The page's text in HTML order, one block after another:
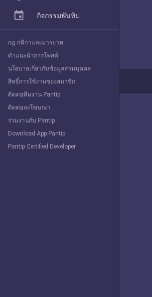
Explore
กิจกรรมพันทิป
กฎ กติกาและมารยาท
คำแนะนำการโพสต์
นโยบายเกี่ยวกับข้อมูลส่วนบุคคล
สิทธิ์การใช้งานของสมาชิก
ติดต่อทีมงาน Pantip
ติดต่อลงโฆษณา
ร่วมงานกับ Pantip
Download App Pantip
Pantip Certified Developer